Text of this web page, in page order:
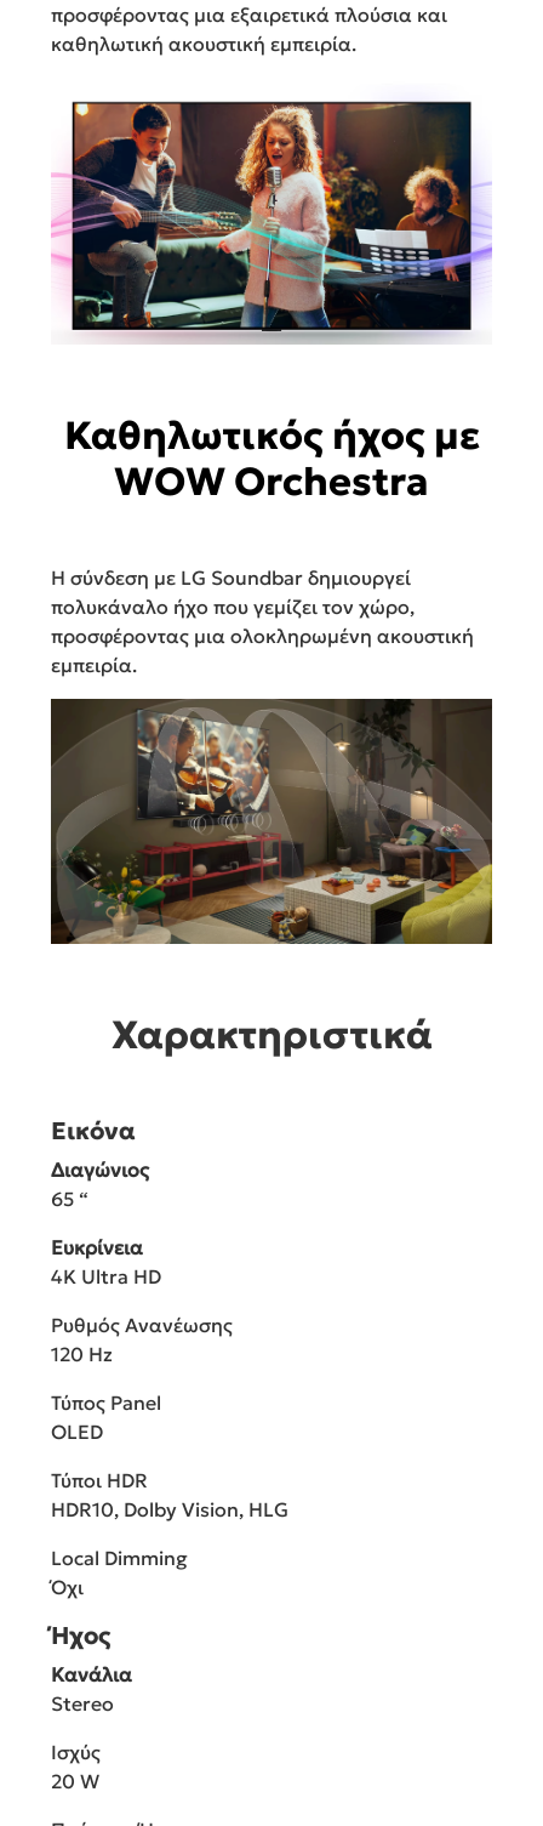
προσφέροντας μια εξαιρετικά πλούσια και
καθηλωτική ακουστική εμπειρία.
Καθηλωτικός ήχος με
WOW Orchestra
Η σύνδεση με LG Soundbar δημιουργεί
πολυκάναλο ήχο που γεμίζει τον χώρο,
προσφέροντας μια ολοκληρωμένη ακουστική
εμπειρία.
Χαρακτηριστικά
Εικόνα
Διαγώνιος
65 “
Ευκρίνεια
4K Ultra HD
Ρυθμός Ανανέωσης
120 Hz
Τύπος Panel
OLED
Τύποι HDR
HDR10, Dolby Vision, HLG
Local Dimming
Όχι
Ήχος
Κανάλια
Stereo
Ισχύς
20 W